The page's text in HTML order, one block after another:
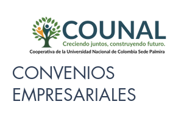
CONVENIOS
EMPRESARIALES